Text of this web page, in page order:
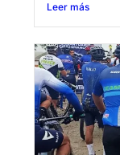
Leer más